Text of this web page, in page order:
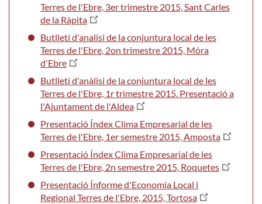
Terres de l'Ebre, 3er trimestre 2015, Sant Carles
de la Ràpita
Butlletí d'analisi de la conjuntura local de les
Terres de l'Ebre, 2on trimestre 2015, Móra
d'Ebre
Butlletí d'anàlisi de la conjuntura local de les
Terres de l'Ebre, 1r trimestre 2015. Presentació a
l'Ajuntament de l'Aldea
Presentació Índex Clima Empresarial de les
Terres de l'Ebre, 1er semestre 2015, Amposta
Presentació Índex Clima Empresarial de les
Terres de l'Ebre, 2n semestre 2015, Roquetes
Presentació Ínforme d'Economia Local i
Regional Terres de l'Ebre, 2015, Tortosa